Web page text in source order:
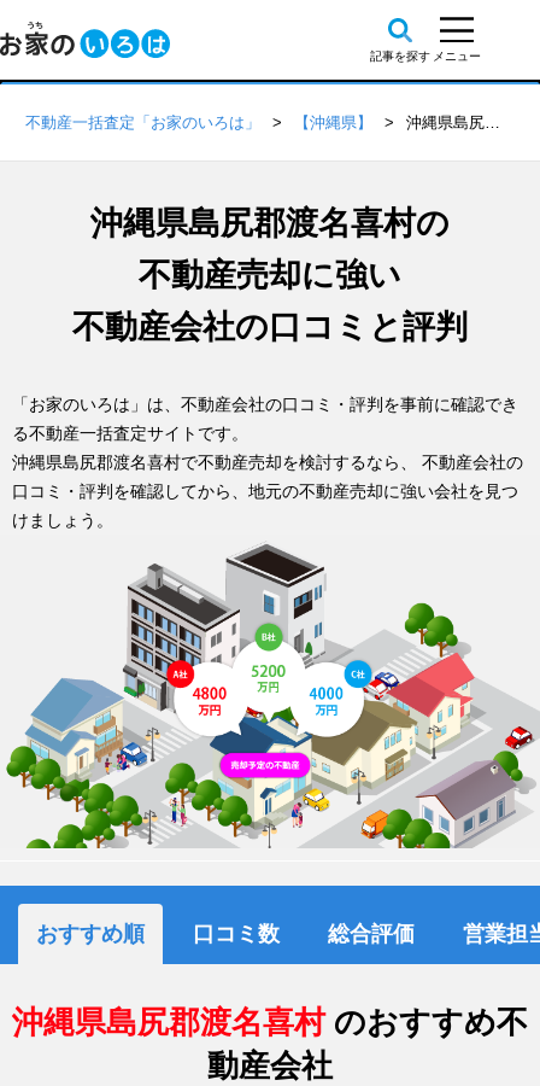
不動産一括査定「お家のいろは」 【沖縄県】 沖縄県島尻郡渡名喜村の不動産会社 口コミ・評判一覧
沖縄県島尻郡渡名喜村の
不動産売却に強い
不動産会社の口コミと評判
「お家のいろは」は、不動産会社の口コミ・評判を事前に確認でき
る不動産一括査定サイトです。
沖縄県島尻郡渡名喜村で不動産売却を検討するなら、 不動産会社の
口コミ・評判を確認してから、地元の不動産売却に強い会社を見つ
けましょう。
おすすめ順 口コミ数 総合評価 営業担
沖縄県島尻郡渡名喜村 のおすすめ不
動産会社